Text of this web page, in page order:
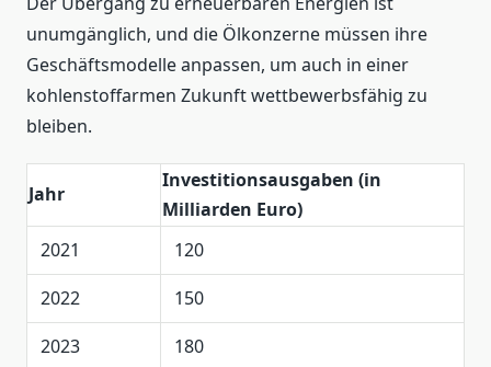
unumgänglich, und die Ölkonzerne müssen ihre
Geschäftsmodelle anpassen, um auch in einer
kohlenstoffarmen Zukunft wettbewerbsfähig zu
bleiben.
Jahr
Investitionsausgaben (in
Milliarden Euro)
2021
120
2022
150
2023
180